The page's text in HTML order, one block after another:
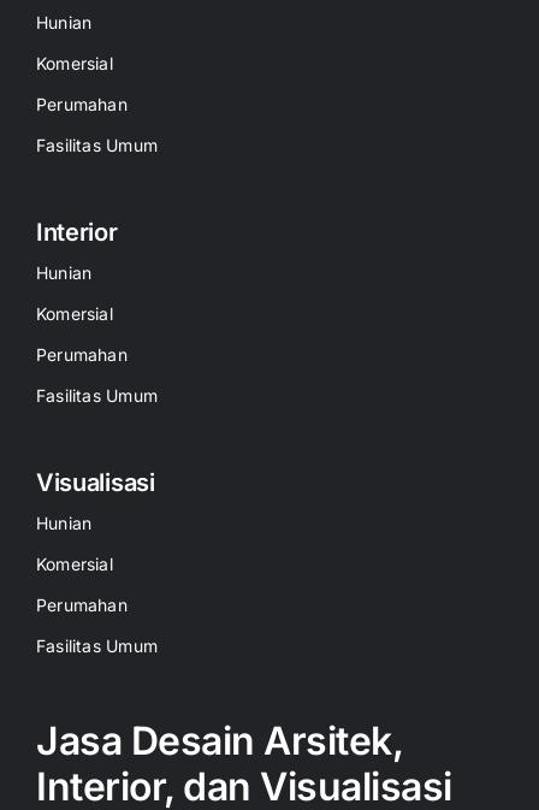
Hunian
Komersial
Perumahan
Fasilitas Umum
Interior
Hunian
Komersial
Perumahan
Fasilitas Umum
Visualisasi
Hunian
Komersial
Perumahan
Fasilitas Umum
Jasa Desain Arsitek,
Interior, dan Visualisasi